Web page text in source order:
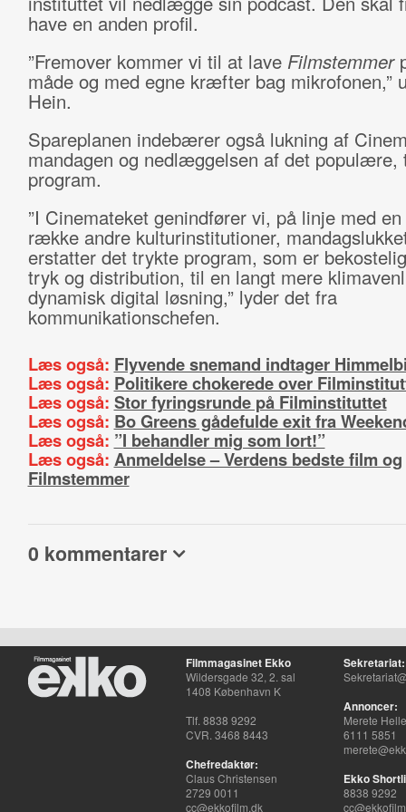
have en anden profil.
”Fremover kommer vi til at lave Filmstemmer
måde og med egne kræfter bag mikrofonen,”
Hein.
Spareplanen indebærer også lukning af
mandagen og nedlæggelsen af det populære,
program.
”I Cinemateket genindfører vi, på linje med
række andre kulturinstitutioner,
erstatter det trykte program, som er
tryk og distribution, til en langt mere
dynamisk digital løsning,” lyder det fra
kommunikationschefen.
Læs også: Flyvende snemand indtager
Læs også: Politikere chokerede over
Læs også: Stor fyringsrunde på Filminstituttet
Læs også: Bo Greens gådefulde exit fra
Læs også: ”I behandler mig som lort!”
Læs også: Anmeldelse – Verdens bedste film og
Filmstemmer
0 kommentarer
Filmmagasinet Ekko
Wildersgade 32, 2. sal
1408 København K
Tlf. 8838 9292
CVR. 3468 8443
Chefredaktør:
Claus Christensen
2729 0011
cc@ekkofilm.dk
Sekretariat:
Annoncer:
Merete
6111 5851
Ekko
8838 9292